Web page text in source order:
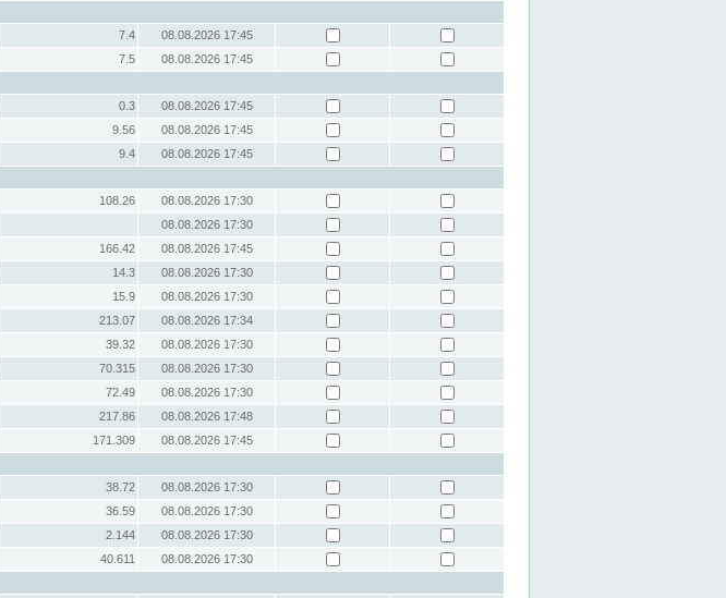
7.4
08.08.2026 17:45
7.5
08.08.2026 17:45
0.3
08.08.2026 17:45
9.56
08.08.2026 17:45
9.4
08.08.2026 17:45
108.26
08.08.2026 17:30
08.08.2026 17:30
166.42
08.08.2026 17:45
14.3
08.08.2026 17:30
15.9
08.08.2026 17:30
213.07
08.08.2026 17:34
39.32
08.08.2026 17:30
70.315
08.08.2026 17:30
72.49
08.08.2026 17:30
217.86
08.08.2026 17:48
171.309
08.08.2026 17:45
38.72
08.08.2026 17:30
36.59
08.08.2026 17:30
2.144
08.08.2026 17:30
40.611
08.08.2026 17:30